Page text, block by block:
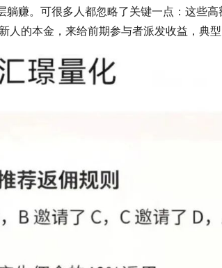
赚。可很多人都忽略了关键一点：这些
的本金，来给前期参与者派发收益，典型